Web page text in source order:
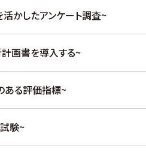
かしたアンケート調査~
画書を導入する~
ある評価指標~
験~